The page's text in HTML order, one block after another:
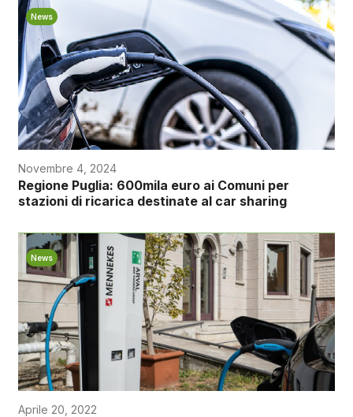
News
Novembre 4, 2024
Regione Puglia: 600mila euro ai Comuni per
stazioni di ricarica destinate al car sharing
News
Aprile 20, 2022